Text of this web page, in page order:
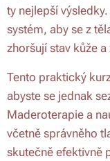
ty nejlepší
systém, aby se z
zhoršují stav kůže
Tento praktický
abyste se jednak
Maderoterapie a
včetně správněho
skutečně efektivně